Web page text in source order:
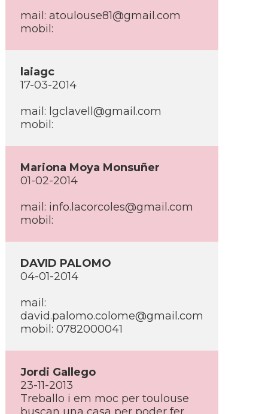
mail: atoulouse81@gmail.com
mobil:
laiagc
17-03-2014
mail: lgclavell@gmail.com
mobil:
Mariona Moya Monsuñer
01-02-2014
mail: info.lacorcoles@gmail.com
mobil:
DAVID PALOMO
04-01-2014
mail:
david.palomo.colome@gmail.com
mobil: 0782000041
Jordi Gallego
23-11-2013
Treballo i em moc per toulouse